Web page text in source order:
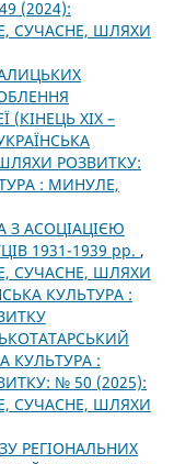
(2024):
СУЧАСНЕ, ШЛЯХИ
(КІНЕЦЬ XIX –
РОЗВИТКУ:
: МИНУЛЕ,
З АСОЦІАЦІЄЮ
1931-1939 рр. ,
СУЧАСНЕ, ШЛЯХИ
КУЛЬТУРА :
КУЛЬТУРА :
№ 50 (2025):
СУЧАСНЕ, ШЛЯХИ
РЕГІОНАЛЬНИХ